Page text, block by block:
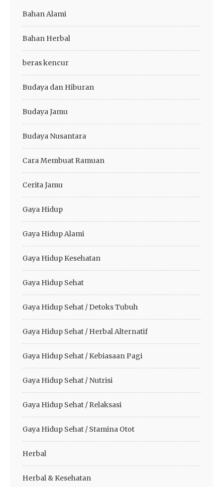
Bahan Alami
Bahan Herbal
beras kencur
Budaya dan Hiburan
Budaya Jamu
Budaya Nusantara
Cara Membuat Ramuan
Cerita Jamu
Gaya Hidup
Gaya Hidup Alami
Gaya Hidup Kesehatan
Gaya Hidup Sehat
Gaya Hidup Sehat / Detoks Tubuh
Gaya Hidup Sehat / Herbal Alternatif
Gaya Hidup Sehat / Kebiasaan Pagi
Gaya Hidup Sehat / Nutrisi
Gaya Hidup Sehat / Relaksasi
Gaya Hidup Sehat / Stamina Otot
Herbal
Herbal & Kesehatan